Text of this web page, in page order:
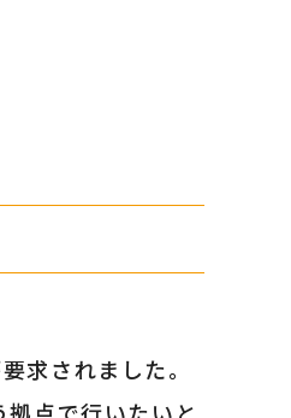
求されました。